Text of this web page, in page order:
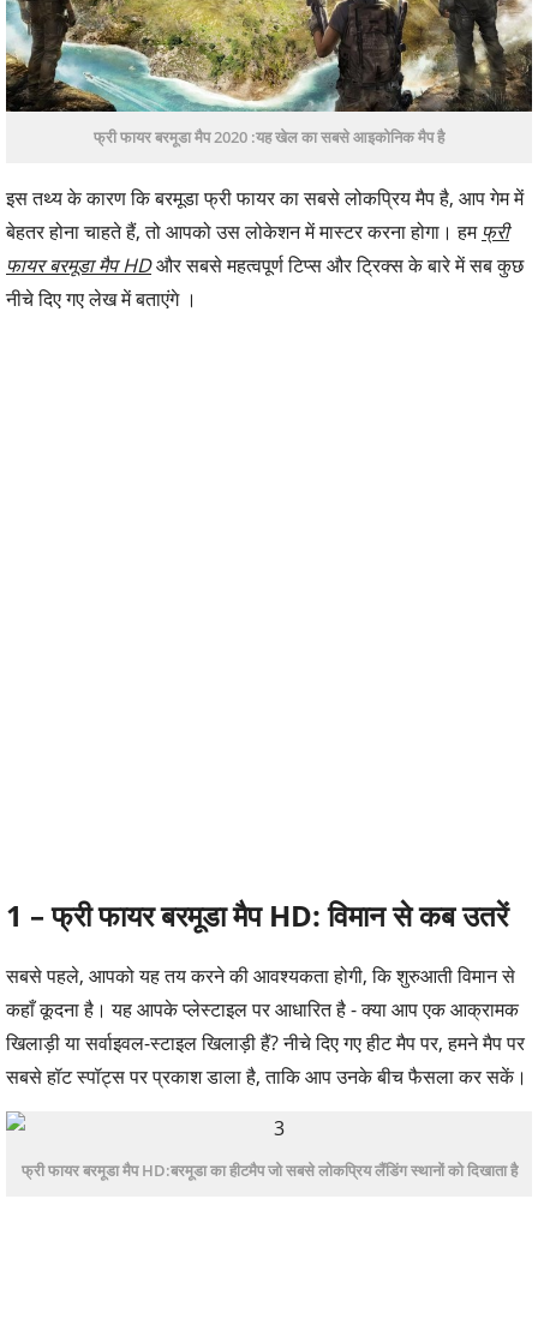
फ्री फायर बरमूडा मैप 2020 :यह खेल का सबसे आइकोनिक मैप है
इस तथ्य के कारण कि बरमूडा फ्री फायर का सबसे लोकप्रिय मैप है, आप गेम में
बेहतर होना चाहते हैं, तो आपको उस लोकेशन में मास्टर करना होगा। हम फ्री
फायर बरमूडा मैप HDऔर सबसे महत्वपूर्ण टिप्स और ट्रिक्स के बारे में सब कुछ
नीचे दिए गए लेख में बताएंगे ।
1 –फ्री फायर बरमूडा मैप HD:विमान से कब उतरें
सबसे पहले, आपको यह तय करने की आवश्यकता होगी, कि शुरुआती विमान से
कहाँ कूदना है। यह आपके प्लेस्टाइल पर आधारित है - क्या आप एक आक्रामक
खिलाड़ी या सर्वाइवल-स्टाइल खिलाड़ी हैं? नीचे दिए गए हीट मैप पर, हमने मैप पर
सबसे हॉट स्पॉट्स पर प्रकाश डाला है, ताकि आप उनके बीच फैसला कर सकें।
फ्री फायर बरमूडा मैप HD:बरमूडा का हीटमैप जो सबसे लोकप्रिय लैंडिंग स्थानों को दिखाता है